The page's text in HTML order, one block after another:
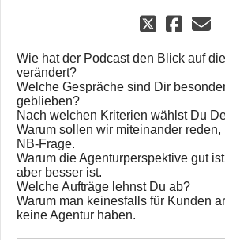
Wie hat der Podcast den Blick auf
verändert?
Welche Gespräche sind Dir
geblieben?
Nach welchen Kriterien wählst Du
Warum sollen wir miteinander
NB-Frage.
Warum die Agenturperspektive gut
aber besser ist.
Welche Aufträge lehnst Du ab?
Warum man keinesfalls für Kunden
keine Agentur haben.